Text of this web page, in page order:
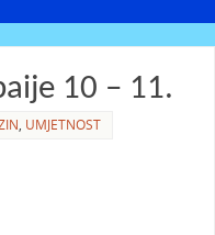
10 – 11.
, UMJETNOST